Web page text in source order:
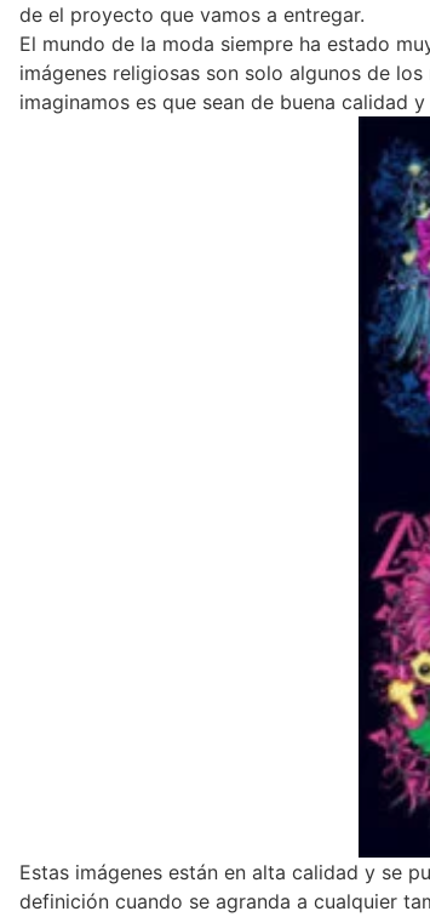
de el proyecto que vamos a entregar.
El mundo de la moda siempre ha estado
imágenes religiosas son solo algunos de
imaginamos es que sean de buena calidad
Estas imágenes están en alta calidad y se
definición cuando se agranda a cualquier